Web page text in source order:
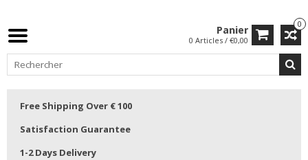
0
Panier
0 Articles / €0,00
Free Shipping Over € 100
Satisfaction Guarantee
1-2 Days Delivery